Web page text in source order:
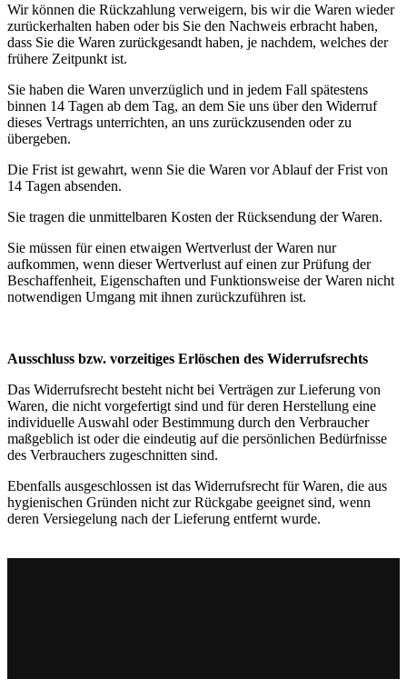
Wir können die Rückzahlung verweigern, bis wir die Waren wieder
zurückerhalten haben oder bis Sie den Nachweis erbracht haben,
dass Sie die Waren zurückgesandt haben, je nachdem, welches der
frühere Zeitpunkt ist.
Sie haben die Waren unverzüglich und in jedem Fall spätestens
binnen 14 Tagen ab dem Tag, an dem Sie uns über den Widerruf
dieses Vertrags unterrichten, an uns zurückzusenden oder zu
übergeben.
Die Frist ist gewahrt, wenn Sie die Waren vor Ablauf der Frist von
14 Tagen absenden.
Sie tragen die unmittelbaren Kosten der Rücksendung der Waren.
Sie müssen für einen etwaigen Wertverlust der Waren nur
aufkommen, wenn dieser Wertverlust auf einen zur Prüfung der
Beschaffenheit, Eigenschaften und Funktionsweise der Waren nicht
notwendigen Umgang mit ihnen zurückzuführen ist.
Ausschluss bzw. vorzeitiges Erlöschen des Widerrufsrechts
Das Widerrufsrecht besteht nicht bei Verträgen zur Lieferung von
Waren, die nicht vorgefertigt sind und für deren Herstellung eine
individuelle Auswahl oder Bestimmung durch den Verbraucher
maßgeblich ist oder die eindeutig auf die persönlichen Bedürfnisse
des Verbrauchers zugeschnitten sind.
Ebenfalls ausgeschlossen ist das Widerrufsrecht für Waren, die aus
hygienischen Gründen nicht zur Rückgabe geeignet sind, wenn
deren Versiegelung nach der Lieferung entfernt wurde.